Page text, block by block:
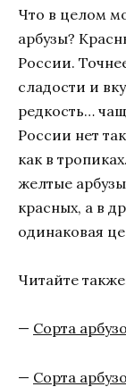
Что в целом
арбузы?
России.
сладости и
редкость…
России нет
как в
желтые
красных, а в
одинаковая
Читайте
— Сорта
— Сорта